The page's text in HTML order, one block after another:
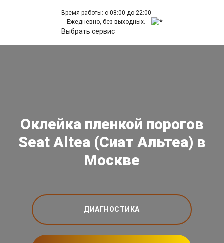
Время работы: с 08:00 до 22:00
Ежедневно, без выходных.
Выбрать сервис
Оклейка пленкой порогов
Seat Altea (Сиат Альтеа) в
Москве
ДИАГНОСТИКА